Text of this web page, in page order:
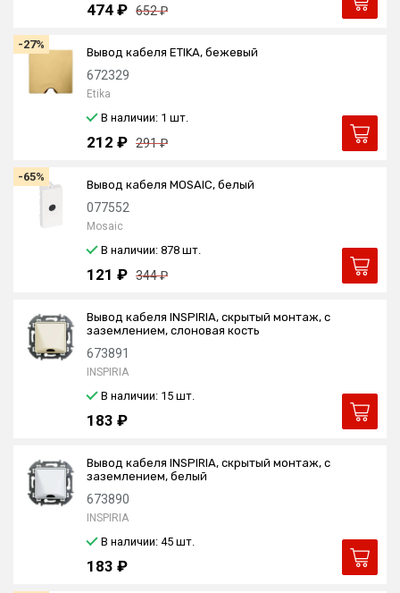
474 ₽ 652 ₽
-27%
Вывод кабеля ETIKA, бежевый
672329
Etika
В наличии: 1 шт.
212 ₽ 291 ₽
-65%
Вывод кабеля MOSAIC, белый
077552
Mosaic
В наличии: 878 шт.
121 ₽ 344 ₽
Вывод кабеля INSPIRIA, скрытый монтаж, с
заземлением, слоновая кость
673891
INSPIRIA
В наличии: 15 шт.
183 ₽
Вывод кабеля INSPIRIA, скрытый монтаж, с
заземлением, белый
673890
INSPIRIA
В наличии: 45 шт.
183 ₽